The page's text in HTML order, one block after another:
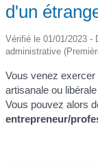
d'un
Vérifié le 01/01/2023 -
administrative
Vous venez
artisanale ou
Vous pouvez alors
entrepreneur/